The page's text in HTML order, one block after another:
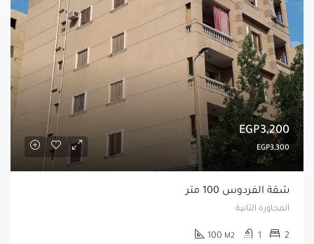
EGP3,200
EGP3,300
شقة الفردوس 100 متر
المجاورة الثانية
2
1
100 M2